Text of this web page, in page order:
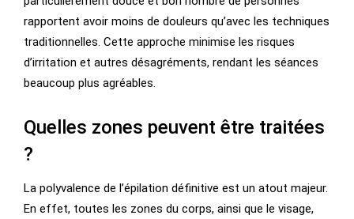
rapportent avoir moins de douleurs qu’avec les techniques
traditionnelles. Cette approche minimise les risques
d’irritation et autres désagréments, rendant les séances
beaucoup plus agréables.
Quelles zones peuvent être traitées
?
La polyvalence de l’épilation définitive est un atout majeur.
En effet, toutes les zones du corps, ainsi que le visage,